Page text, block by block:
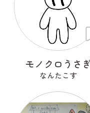
モノクロうさ
なんたこす